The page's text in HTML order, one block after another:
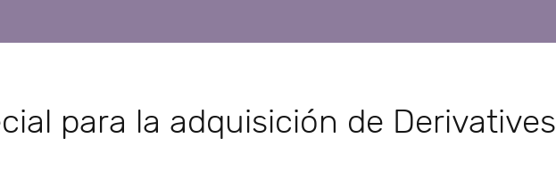
para la adquisición de Derivatives